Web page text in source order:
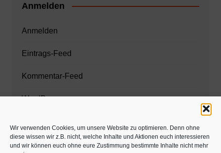
Wir verwenden Cookies, um unsere Website zu optimieren. Denn ohne
diese wissen wir z.B. nicht, welche Inhalte und Aktionen euch interessieren
und wir können euch ohne eure Zustimmung bestimmte Inhalte nicht mehr
Anmelden
Anmelden
Eintrags-Feed
Kommentar-Feed
WordPress.org
Zahnarzt München